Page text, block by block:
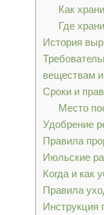
Как
Где
История
веществам
Сроки и
Место
Удобрение
Правила
Июльские
Когда и как
Правила
Инструкция